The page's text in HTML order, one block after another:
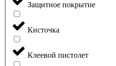
Защитное покрытие
Кисточка
Клеевой пистолет